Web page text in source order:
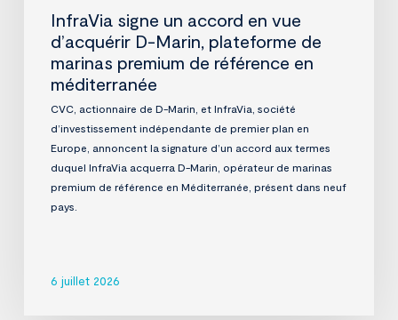
méditerranée
InfraVia signe un accord en vue
d’acquérir D-Marin, plateforme de
marinas premium de référence en
méditerranée
CVC, actionnaire de D-Marin, et InfraVia, société
d’investissement indépendante de premier plan en
Europe, annoncent la signature d’un accord aux termes
duquel InfraVia acquerra D-Marin, opérateur de marinas
premium de référence en Méditerranée, présent dans neuf
pays.
6 juillet 2026